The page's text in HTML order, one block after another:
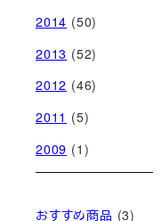
2014 (50)
2013 (52)
2012 (46)
2011 (5)
2009 (1)
おすすめ商品 (3)